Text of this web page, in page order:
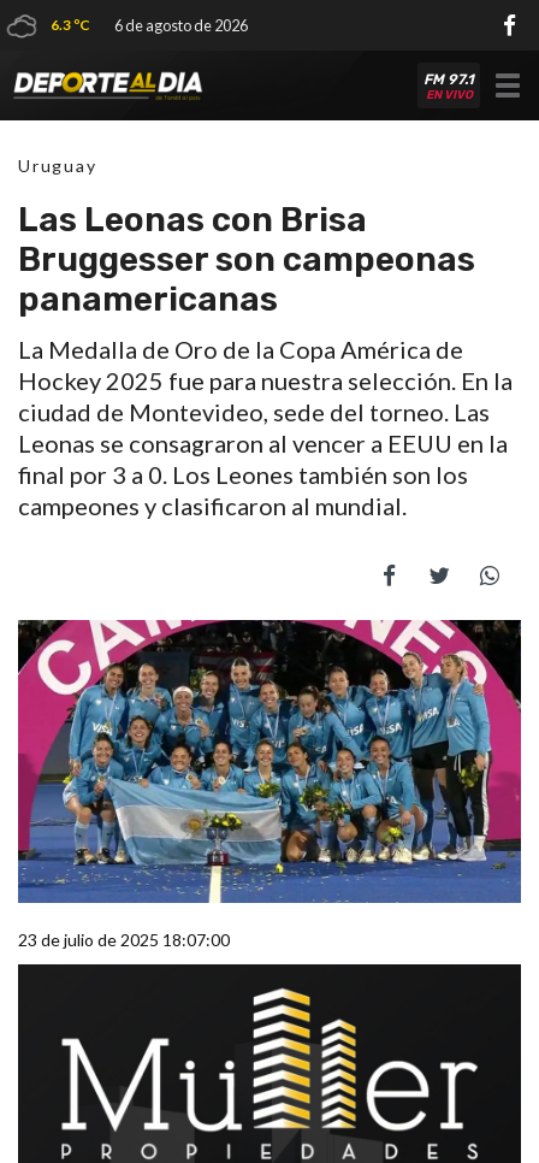
6.3 ºC 6 de agosto de 2026
FM 97.1
EN VIVO
Uruguay
Las Leonas con Brisa
Bruggesser son campeonas
panamericanas
La Medalla de Oro de la Copa América de
Hockey 2025 fue para nuestra selección. En la
ciudad de Montevideo, sede del torneo. Las
Leonas se consagraron al vencer a EEUU en la
final por 3 a 0. Los Leones también son los
campeones y clasificaron al mundial.
23 de julio de 2025 18:07:00